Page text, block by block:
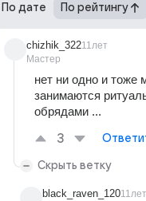
По дате По рейтингу
chizhik_322
Мастер
11лет
нет ни одно и тоже
занимаются
обрядами ...
3
Скрыть ветку
black_raven_12011лет